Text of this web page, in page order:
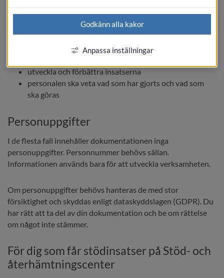
När stödet ges utan utredning och beslut, alltså utan
behovsprövning, skriver vi ändå ned vad som görs och vad
som är viktigt. Det gör vi för att:
utveckla och förbättra insatserna
personalen ska veta vad som har gjorts och vad som
ska göras
Personuppgifter
I de flesta fall innehåller dokumentationen inga
personuppgifter. Personnummer behövs sällan.
Informationen används bara för att utveckla verksamheten.
Om personuppgifter behövs hanteras de med stor
försiktighet och skyddas enligt dataskyddslagen (GDPR). Du
har rätt att ta del av din dokumentation och be om rättelse
om något inte stämmer.
För dig som får stödinsatser på Stöd- och
återhämtningscenter
Godkänn alla kakor
Anpassa inställningar